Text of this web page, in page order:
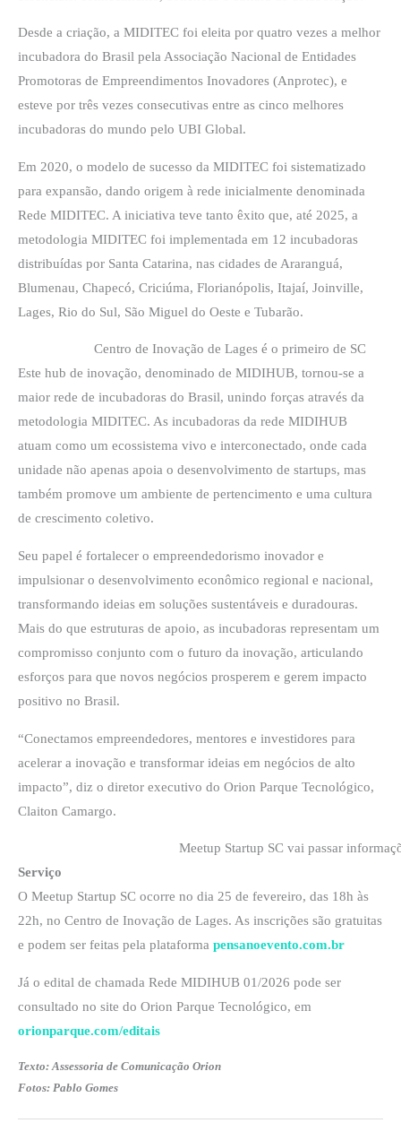
Desde a criação, a MIDITEC foi eleita por quatro vezes a melhor
incubadora do Brasil pela Associação Nacional de Entidades
Promotoras de Empreendimentos Inovadores (Anprotec), e
esteve por três vezes consecutivas entre as cinco melhores
incubadoras do mundo pelo UBI Global.
Em 2020, o modelo de sucesso da MIDITEC foi sistematizado
para expansão, dando origem à rede inicialmente denominada
Rede MIDITEC. A iniciativa teve tanto êxito que, até 2025, a
metodologia MIDITEC foi implementada em 12 incubadoras
distribuídas por Santa Catarina, nas cidades de Araranguá,
Blumenau, Chapecó, Criciúma, Florianópolis, Itajaí, Joinville,
Lages, Rio do Sul, São Miguel do Oeste e Tubarão.
Centro de Inovação de Lages é o primeiro de SC
Este hub de inovação, denominado de MIDIHUB, tornou-se a
maior rede de incubadoras do Brasil, unindo forças através da
metodologia MIDITEC. As incubadoras da rede MIDIHUB
atuam como um ecossistema vivo e interconectado, onde cada
unidade não apenas apoia o desenvolvimento de startups, mas
também promove um ambiente de pertencimento e uma cultura
de crescimento coletivo.
Seu papel é fortalecer o empreendedorismo inovador e
impulsionar o desenvolvimento econômico regional e nacional,
transformando ideias em soluções sustentáveis e duradouras.
Mais do que estruturas de apoio, as incubadoras representam um
compromisso conjunto com o futuro da inovação, articulando
esforços para que novos negócios prosperem e gerem impacto
positivo no Brasil.
“Conectamos empreendedores, mentores e investidores para
acelerar a inovação e transformar ideias em negócios de alto
impacto”, diz o diretor executivo do Orion Parque Tecnológico,
Claiton Camargo.
Meetup Startup SC vai passar
Serviço
O Meetup Startup SC ocorre no dia 25 de fevereiro, das 18h às
22h, no Centro de Inovação de Lages. As inscrições são gratuitas
e podem ser feitas pela plataforma pensanoevento.com.br
Já o edital de chamada Rede MIDIHUB 01/2026 pode ser
consultado no site do Orion Parque Tecnológico, em
orionparque.com/editais
Texto: Assessoria de Comunicação Orion
Fotos: Pablo Gomes